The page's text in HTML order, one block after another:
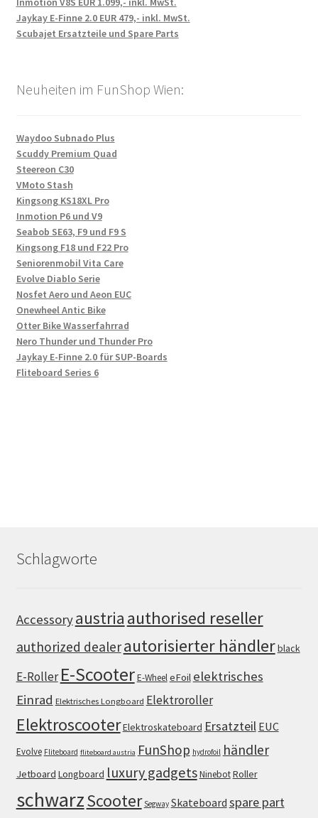
Jaykay E-Finne 2.0 EUR 479,- inkl. MwSt.
Scubajet Ersatzteile und Spare Parts
Neuheiten im FunShop Wien:
Waydoo Subnado Plus
Scuddy Premium Quad
Steereon C30
VMoto Stash
Kingsong KS18XL Pro
Inmotion P6 und V9
Seabob SE63, F9 und F9 S
Kingsong F18 und F22 Pro
Seniorenmobil Vita Care
Evolve Diablo Serie
Nosfet Aero und Aeon EUC
Onewheel Antic Bike
Otter Bike Wasserfahrrad
Nero Thunder und Thunder Pro
Jaykay E-Finne 2.0 für SUP-Boards
Fliteboard Series 6
Schlagworte
Accessoryaustria authorised reseller
authorized dealerautorisierter händlerblack
E-Roller E-ScooterE-WheeleFoil elektrisches
Einrad Elektrisches Longboard Elektroroller
ElektroscooterElektroskateboard Ersatzteil EUC
Evolve Fliteboard fliteboard austria FunShop hydrofoil händler
Jetboard Longboard luxury gadgetsNinebotRoller
schwarzScooter Segway Skateboard spare part